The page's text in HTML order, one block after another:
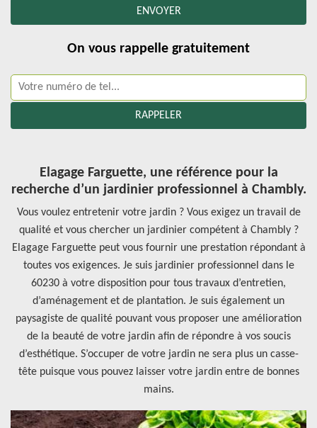
On vous rappelle gratuitement
Elagage Farguette, une référence pour la
recherche d’un jardinier professionnel à Chambly.
Vous voulez entretenir votre jardin ? Vous exigez un travail de
qualité et vous chercher un jardinier compétent à Chambly ?
Elagage Farguette peut vous fournir une prestation répondant à
toutes vos exigences. Je suis jardinier professionnel dans le
60230 à votre disposition pour tous travaux d’entretien,
d’aménagement et de plantation. Je suis également un
paysagiste de qualité pouvant vous proposer une amélioration
de la beauté de votre jardin afin de répondre à vos soucis
d’esthétique. S’occuper de votre jardin ne sera plus un casse-
tête puisque vous pouvez laisser votre jardin entre de bonnes
mains.